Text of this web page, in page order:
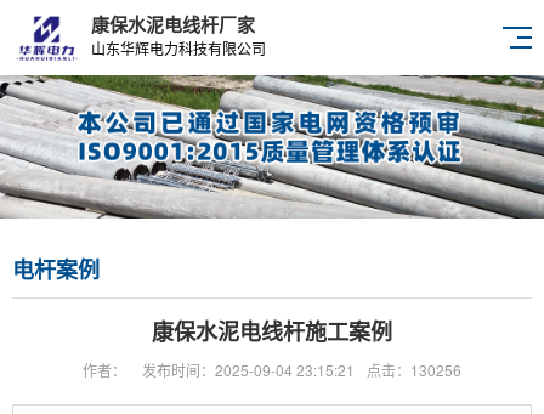
康保水泥电线杆厂家
山东华辉电力科技有限公司
电杆案例
康保水泥电线杆施工案例
作者： 发布时间：2025-09-04 23:15:21 点击：130256